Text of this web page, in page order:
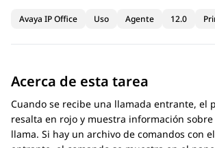
Avaya IP Office Uso Agente 12.0
Acerca de esta tarea
Cuando se recibe una llamada entrante, el
resalta en rojo y muestra información
llama. Si hay un archivo de comandos con